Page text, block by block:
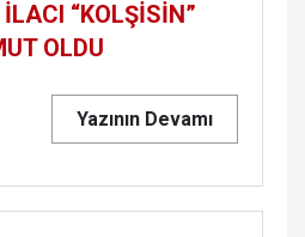
“KOLŞİSİN”
OLDU
Yazının Devamı